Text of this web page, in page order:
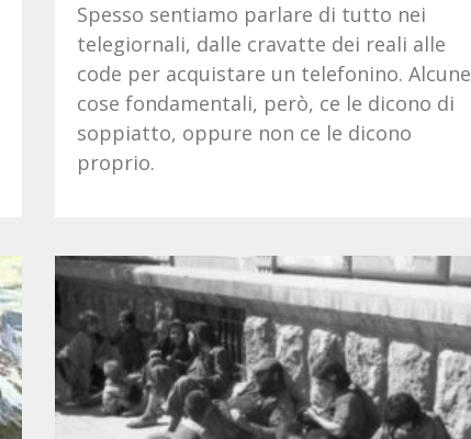
Spesso sentiamo parlare di tutto nei
telegiornali, dalle cravatte dei reali alle
code per acquistare un telefonino. Alcune
cose fondamentali, però, ce le dicono di
soppiatto, oppure non ce le dicono
proprio.